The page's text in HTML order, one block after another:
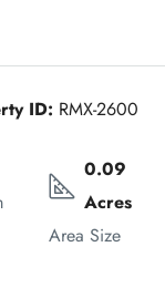
ID: RMX-2600
0.09
Acres
Area Size